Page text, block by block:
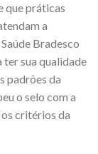
que práticas
a
Bradesco
ter sua qualidade
padrões da
o selo com a
critérios da